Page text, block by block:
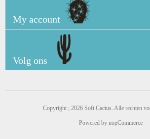
My account
Volg ons
Copyright ; 2026 Soft Cactus. Alle rechten
Powered by nopCommerce